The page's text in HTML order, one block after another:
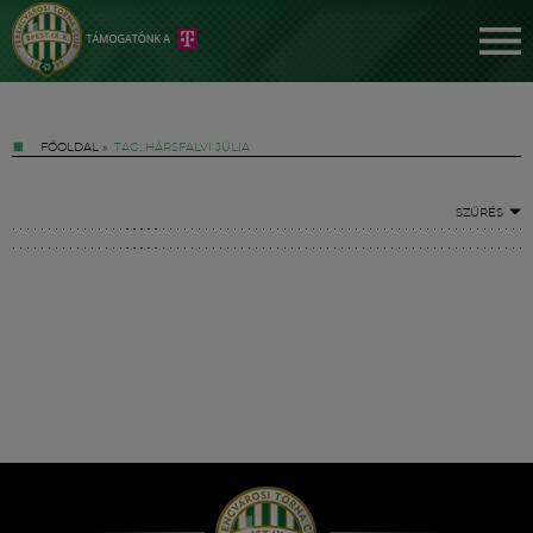
FŐOLDAL » TAG: HÁRSFALVI JÚLIA
SZŰRÉS
Hírek